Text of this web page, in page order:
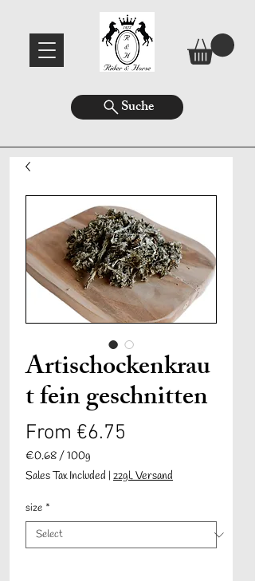
Suche
Artischockenkrau
t fein geschnitten
From €6.75
€0.68/ 100g
€0.68
per
Grams
Sales Tax Included | zzgl. Versand
size *